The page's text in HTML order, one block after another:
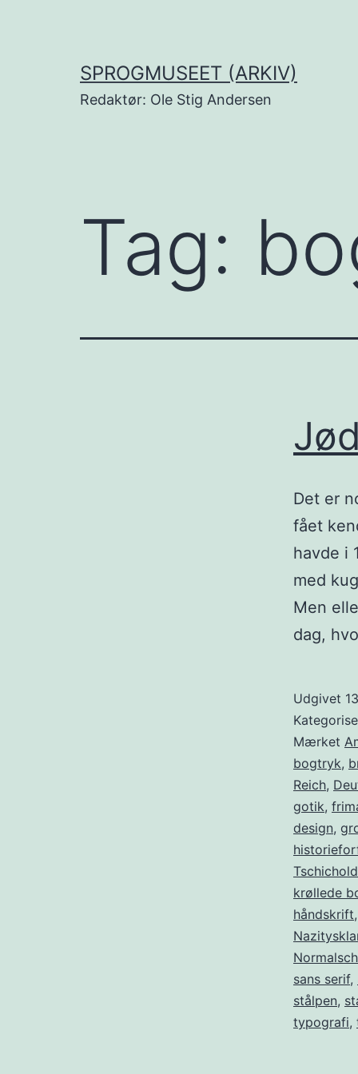
SPROGMUSEET (ARKIV)
Redaktør: Ole Stig Andersen
Tag:
Det er
fået
havde i
med
Men
dag,
Udgivet
Mærket
bogtryk,
Reich,
gotik,
design,
Tschichold
krøllede
håndskrift
sans serif,
stålpen,
typografi,